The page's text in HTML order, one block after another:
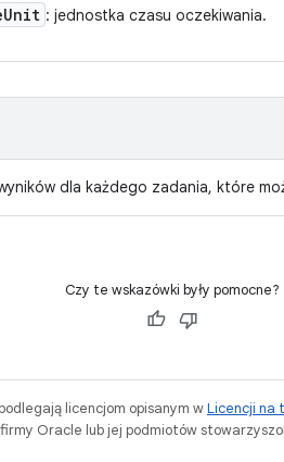
Unit : jednostka czasu oczekiwania.
dla każdego zadania, które
Czy te wskazówki były pomocne?
licencjom opisanym wLicencji na
Oracle lub jej podmiotów